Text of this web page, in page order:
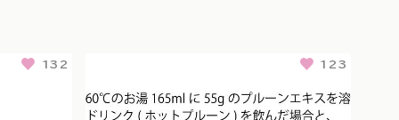
132 123